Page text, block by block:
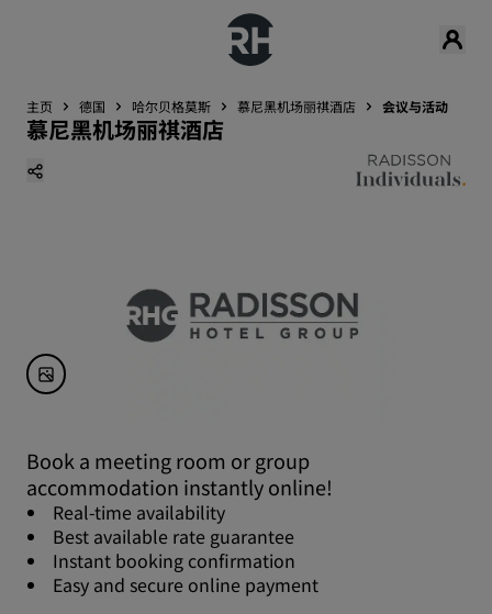
主页 德国 哈尔贝格莫斯 慕尼黑机场丽祺酒店 会议与活动
慕尼黑机场丽祺酒店
Book a meeting room or group
accommodation instantly online!
Real-time availability
Best available rate guarantee
Instant booking confirmation
Easy and secure online payment